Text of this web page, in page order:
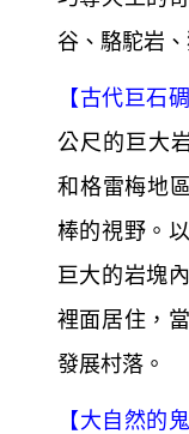
谷、駱駝岩、
【古代巨石
公尺的巨大
和格雷梅地
棒的視野。
巨大的岩塊
裡面居住，
發展村落。
【大自然的